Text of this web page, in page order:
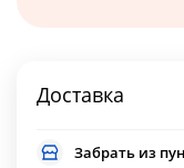
Доставка
Забрать из